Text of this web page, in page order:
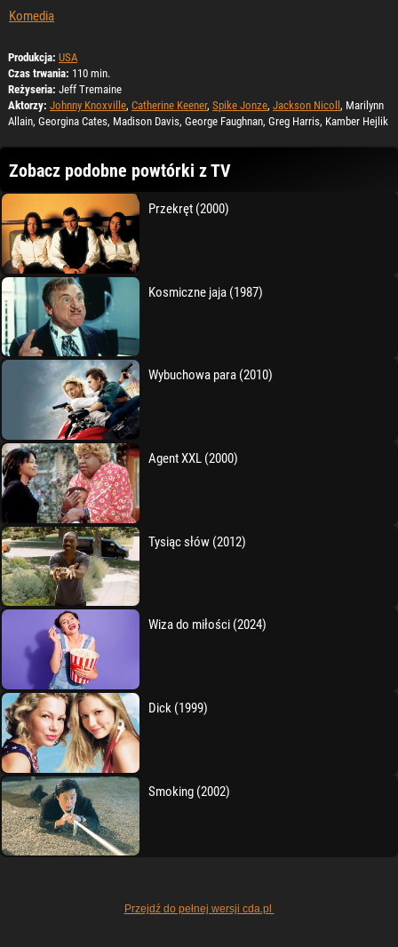
Komedia
Produkcja: USA
Czas trwania: 110 min.
Reżyseria: Jeff Tremaine
Aktorzy: Johnny Knoxville, Catherine Keener, Spike Jonze, Jackson Nicoll , Marilynn
Allain, Georgina Cates, Madison Davis, George Faughnan, Greg Harris, Kamber Hejlik
Zobacz podobne powtórki z TV
Przekręt (2000)
Kosmiczne jaja (1987)
Wybuchowa para (2010)
Agent XXL (2000)
Tysiąc słów (2012)
Wiza do miłości (2024)
Dick (1999)
Smoking (2002)
Przejdź do pełnej wersji cda.pl